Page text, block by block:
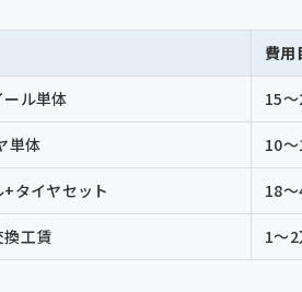
費用
ル単体 15
単体 10
タイヤセット 18
換工賃 1〜